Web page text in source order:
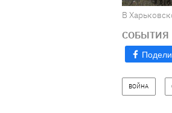
В
СОБЫТИЯ
ВОЙНА